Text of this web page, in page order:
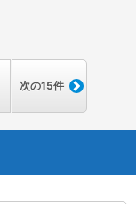
次の15件